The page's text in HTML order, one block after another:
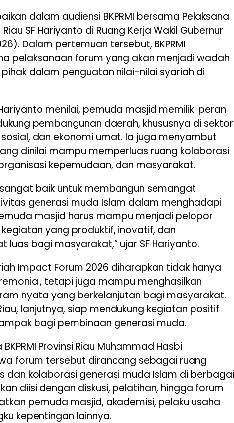
dalam audiensi BKPRMI bersama Pelaksana
SF Hariyanto di Ruang Kerja Wakil Gubernur
Dalam pertemuan tersebut, BKPRMI
pelaksanaan forum yang akan menjadi wadah
dalam penguatan nilai-nilai syariah di
Hariyanto menilai, pemuda masjid memiliki peran
pembangunan daerah, khususnya di sektor
dan ekonomi umat. Ia juga menyambut
dinilai mampu memperluas ruang kolaborasi
kepemudaan, dan masyarakat.
baik untuk membangun semangat
generasi muda Islam dalam menghadapi
masjid harus mampu menjadi pelopor
yang produktif, inovatif, dan
luas bagi masyarakat,” ujar SF Hariyanto.
Impact Forum 2026 diharapkan tidak hanya
tetapi juga mampu menghasilkan
nyata yang berkelanjutan bagi masyarakat.
lanjutnya, siap mendukung kegiatan positif
bagi pembinaan generasi muda.
Provinsi Riau Muhammad Hasbi
forum tersebut dirancang sebagai ruang
dan kolaborasi generasi muda Islam di berbagai
diisi dengan diskusi, pelatihan, hingga forum
pemuda masjid, akademisi, pelaku usaha
kepentingan lainnya.